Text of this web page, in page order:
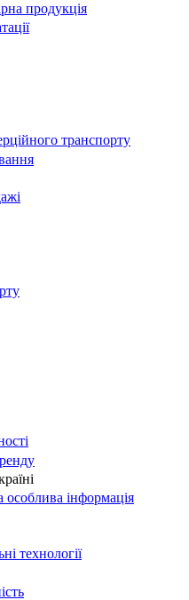
продукція
транспорту
особлива інформація
технології